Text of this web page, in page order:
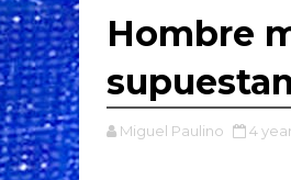
Hombre
Miguel Paulino 4